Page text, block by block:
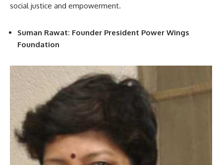
social justice and empowerment.
Suman Rawat: Founder President Power Wings
Foundation